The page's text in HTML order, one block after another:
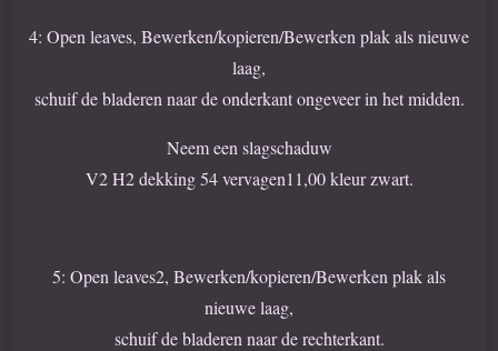
4: Open leaves, Bewerken/kopieren/Bewerken plak als nieuwe
laag,
schuif de bladeren naar de onderkant ongeveer in het midden.
Neem een slagschaduw
V2 H2 dekking 54 vervagen11,00 kleur zwart.
5: Open leaves2, Bewerken/kopieren/Bewerken plak als
nieuwe laag,
schuif de bladeren naar de rechterkant.